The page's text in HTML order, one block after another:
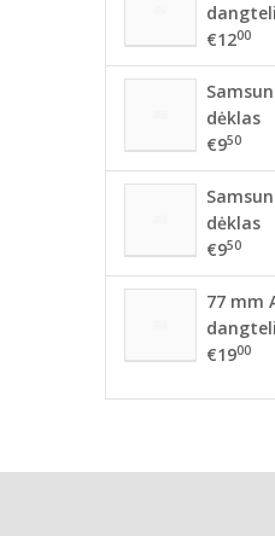
€1200
dėklas
€950
dėklas
€950
77 mm
€1900